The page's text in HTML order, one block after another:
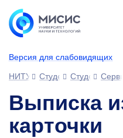
Версия для слабовидящих
НИТУ МИСИС
Студентам
Выписка
карточки